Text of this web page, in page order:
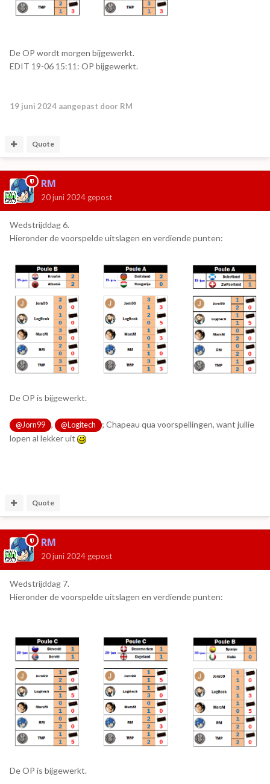
De OP wordt morgen bijgewerkt.
EDIT 19-06 15:11: OP bijgewerkt.
19 juni 2024 aangepast door RM
Quote
RM
20 juni 2024 gepost
Wedstrijddag 6.
Hieronder de voorspelde uitslagen en verdiende punten:
De OP is bijgewerkt.
@Jorn99 , @Logitech
; Chapeau qua voorspellingen, want jullie
lopen al lekker uit
Quote
RM
20 juni 2024 gepost
Wedstrijddag 7.
Hieronder de voorspelde uitslagen en verdiende punten:
De OP is bijgewerkt.